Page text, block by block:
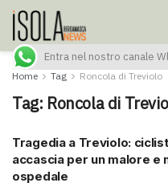
Home Tag Roncola di Treviolo
Tag: Roncola di
Tragedia a Treviolo:
accascia per un malore e
ospedale
Entra nel nostro canale